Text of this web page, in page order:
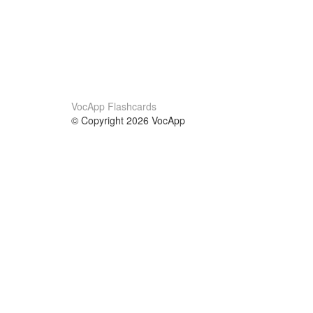
VocApp Flashcards
© Copyright 2026 VocApp